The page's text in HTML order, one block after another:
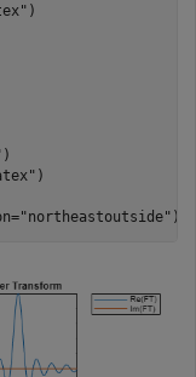
)
)
)
"northeastoutside" )